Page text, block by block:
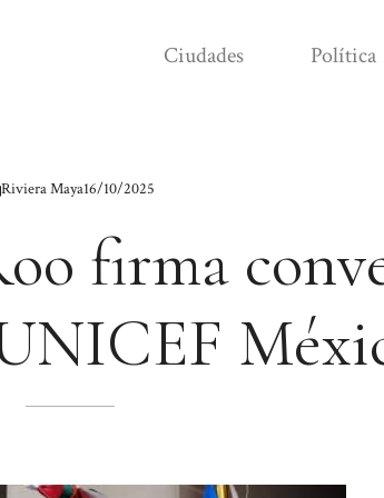
Ciudades Política
Riviera Maya16/10/2025
firma